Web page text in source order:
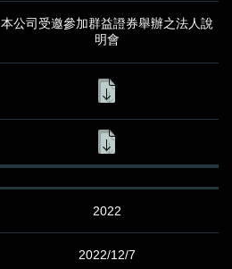
內部稽核
本公司受邀參加群益證券舉辦之法人說
明會
2022
2022/12/7